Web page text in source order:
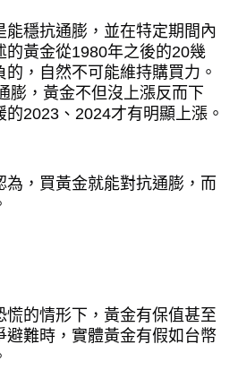
能穩抗通膨，並在特定期間內
的黃金從1980年之後的20幾
，自然不可能維持購買力。
膨，黃金不但沒上漲反而下
的2023 、 2024才有明顯上漲。
為，買黃金就能對抗通膨，而
慌的情形下，黃金有保值甚至
避難時，實體黃金有假如台幣